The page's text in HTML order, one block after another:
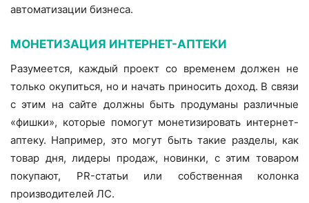
автоматизации бизнеса.
МОНЕТИЗАЦИЯ ИНТЕРНЕТ-АПТЕКИ
Разумеется, каждый проект со временем должен не
только окупиться, но и начать приносить доход. В связи
с этим на сайте должны быть продуманы различные
«фишки», которые помогут монетизировать интернет-
аптеку. Например, это могут быть такие разделы, как
товар дня, лидеры продаж, новинки, с этим товаром
покупают, PR-статьи или собственная колонка
производителей ЛС.